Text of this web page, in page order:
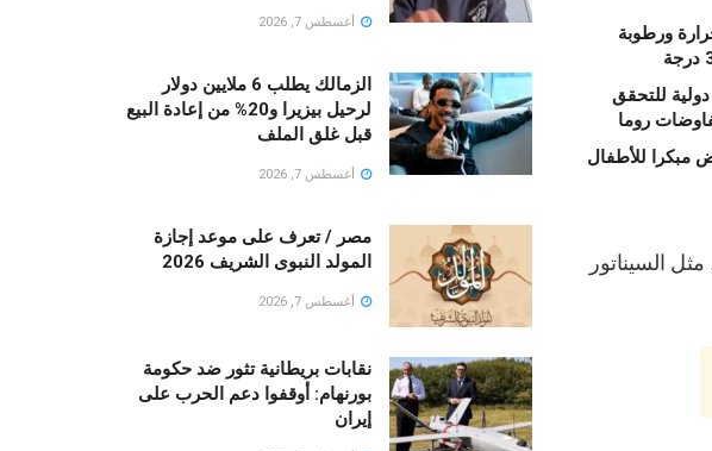
ورطوبة
للتحقق
روما
مبكرا للأطفال
السيناتور
أغسطس 7, 2026
الزمالك يطلب 6 ملايين دولار
لرحيل بيزيرا و20% من إعادة البيع
قبل غلق الملف
أغسطس 7, 2026
مصر / تعرف على موعد إجازة
المولد النبوى الشريف 2026
أغسطس 7, 2026
نقابات بريطانية تثور ضد حكومة
بورنهام: أوقفوا دعم الحرب على
إيران